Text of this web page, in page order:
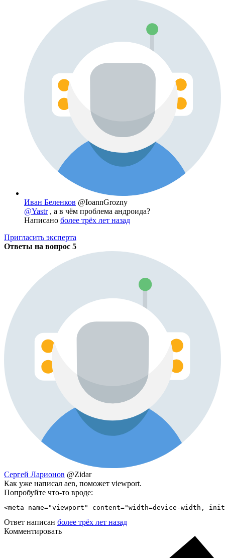
Иван Беленков @IoannGrozny
@Yastr, а в чём проблема андроида?
Написано более трёх лет назад
Пригласить эксперта
Ответы на вопрос 5
Сергей Ларионов @Zidar
Как уже написал aen, поможет viewport.
Попробуйте что-то вроде:
<meta name="viewport" content="width=device-width,
Ответ написан более трёх лет назад
Комментировать